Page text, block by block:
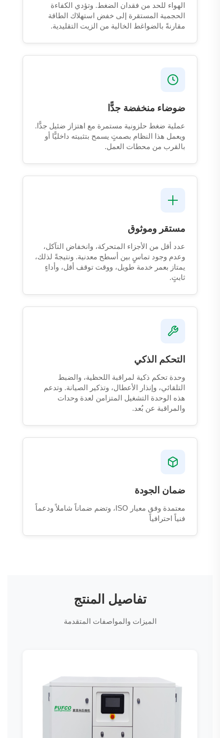
الهواء للحد من فقدان الضغط. وتؤدي الكفاءة
الحجمية المستقرة إلى خفض استهلاك الطاقة
مقارنةً بالضواغط الخالية من الزيت التقليدية.
ضوضاء منخفضة جدًّا
عملية ضغط حلزونية مستمرة مع اهتزاز ضئيل جدًّا.
ويعمل هذا النظام بصمتٍ يسمح بتثبيته داخليًّا أو
بالقرب من محطات العمل.
مستقر وموثوق
عدد أقل من الأجزاء المتحركة، وانخفاض التآكل،
وعدم وجود تماسٍ بين أسطح معدنية. ونتيجةً لذلك،
يمتاز بعمر خدمة طويل، ووقت توقف أقل، وأداءٍ
ثابتٍ.
التحكم الذكي
وحدة تحكم ذكية لمراقبة اللحظية، والضبط
التلقائي، وإنذار الأعطال، وتذكير الصيانة. وتدعم
هذه الوحدة التشغيل المتزامن لعدة وحدات
والمراقبة عن بُعد.
ضمان الجودة
معتمدة وفق معيار ISO، وتضم ضماناً شاملاً ودعماً
فنياً احترافياً
تفاصيل المنتج
الميزات والمواصفات المتقدمة